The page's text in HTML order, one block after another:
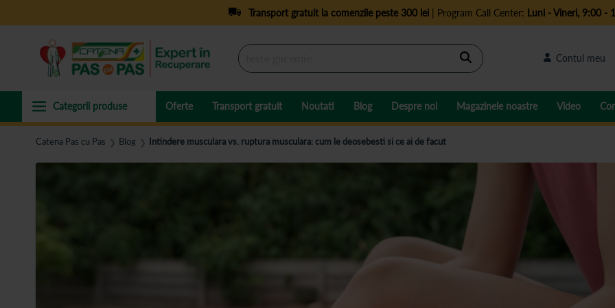
Transport gratuit la comenzile peste 300 lei| Program Call Center: Luni - Vineri, 9:00 -
Cautare Contul meu
Oferte Transport gratuit Noutati Blog Despre noi Magazinele noastre Video
Catena Pas cu Pas ❯ Blog ❯ Intindere musculara vs. ruptura musculara: cum le deosebesti si ce ai de facut